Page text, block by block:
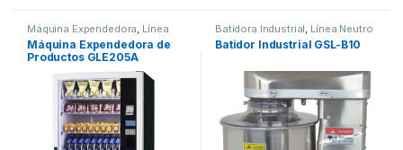
Máquina Expendedora Línea
Neutro
Máquina Expendedora de
Productos GLE205A
Batidora Industrial Línea Neutro
Batidor Industrial GSL-B10